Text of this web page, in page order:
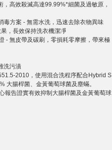
高效殺滅高達99.99%*細菌及過敏原，
毒方案 - 無需水洗，迅速去除衣物異味
，長效保持洗衣機潔凈
- 無皮帶及碳刷，零損耗零摩擦，帶來極
洗污漬
2010，使用混合洗程序配合Hybrid S
大腸桿菌、金黃葡萄球菌及塵蟎。
報告證實有效抑制大腸桿菌及金黃葡萄球